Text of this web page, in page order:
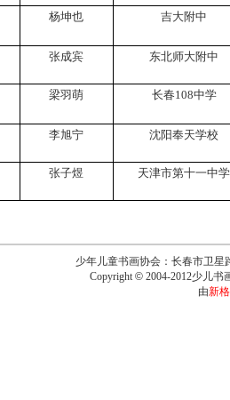
杨坤也 吉大附中
张成宾 东北师大附中
梁羽萌 长春108中学
李旭宁 沈阳奉天学校
张子煜 天津市第十一中学
少年儿童书画协会：长春市卫星
Copyright ©2004-2012少儿书
由新